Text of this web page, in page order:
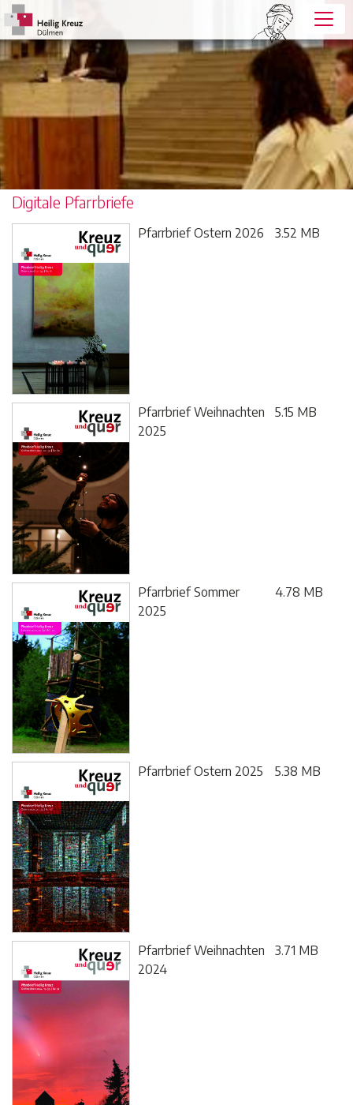
Digitale Pfarrbriefe
Pfarrbrief Ostern 2026 3.52 MB
Pfarrbrief Weihnachten
2025
5.15 MB
Pfarrbrief Sommer
2025
4.78 MB
Pfarrbrief Ostern 2025 5.38 MB
Pfarrbrief Weihnachten
2024
3.71 MB